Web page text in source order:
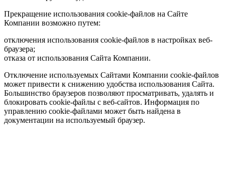
Прекращение использования cookie-файлов на Сайте
Компании возможно путем:
отключения использования cookie-файлов в настройках веб-
браузера;
отказа от использования Сайта Компании.
Отключение используемых Сайтами Компании cookie-файлов
может привести к снижению удобства использования Сайта.
Большинство браузеров позволяют просматривать, удалять и
блокировать cookie-файлы c веб-сайтов. Информация по
управлению cookie-файлами может быть найдена в
документации на используемый браузер.